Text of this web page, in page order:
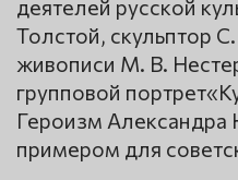
деятелей русской
Толстой, скульптор
живописи М. В.
групповой
Героизм Александра
примером для